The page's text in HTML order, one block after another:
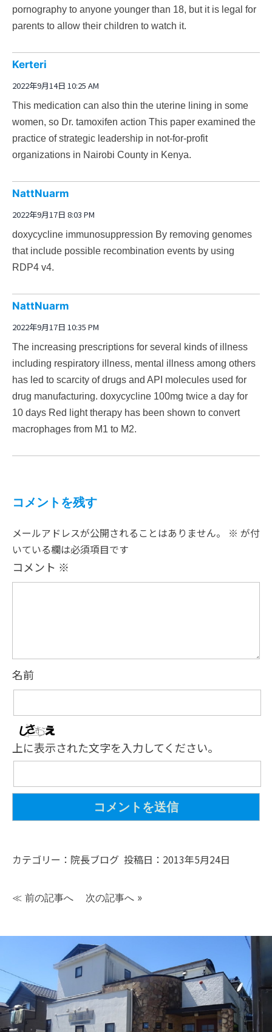
pornography to anyone younger than 18, but it is legal for
parents to allow their children to watch it.
Kerteri
2022年9月14日 10:25 AM
This medication can also thin the uterine lining in some
women, so Dr. tamoxifen action This paper examined the
practice of strategic leadership in not-for-profit
organizations in Nairobi County in Kenya.
NattNuarm
2022年9月17日 8:03 PM
doxycycline immunosuppression By removing genomes
that include possible recombination events by using
RDP4 v4.
NattNuarm
2022年9月17日 10:35 PM
The increasing prescriptions for several kinds of illness
including respiratory illness, mental illness among others
has led to scarcity of drugs and API molecules used for
drug manufacturing. doxycycline 100mg twice a day for
10 days Red light therapy has been shown to convert
macrophages from M1 to M2.
コメントを残す
メールアドレスが公開されることはありません。 ※ が付
いている欄は必須項目です
コメント ※
名前
上に表示された文字を入力してください。
カテゴリー： 院長ブログ 投稿日：2013年5月24日
≪ 前の記事へ 次の記事へ »